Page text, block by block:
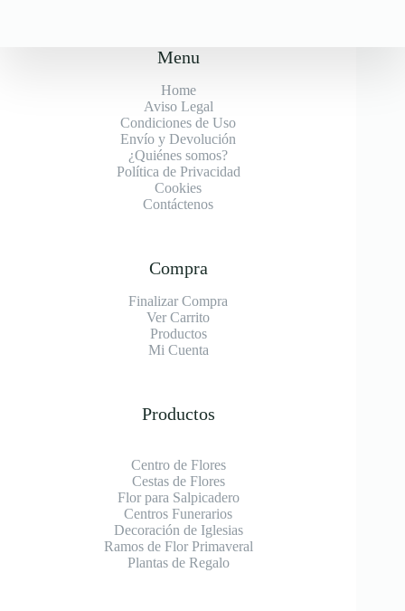
Menu
Home
Aviso Legal
Condiciones de Uso
Envío y Devolución
¿Quiénes somos?
Política de Privacidad
Cookies
Contáctenos
Compra
Finalizar Compra
Ver Carrito
Productos
Mi Cuenta
Productos
Centro de Flores
Cestas de Flores
Flor para Salpicadero
Centros Funerarios
Decoración de Iglesias
Ramos de Flor Primaveral
Plantas de Regalo